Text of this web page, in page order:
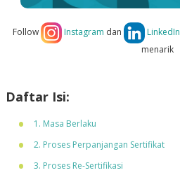
Follow Instagram dan LinkedIn
menarik
Daftar Isi:
1. Masa Berlaku
2. Proses Perpanjangan Sertifikat
3. Proses Re-Sertifikasi